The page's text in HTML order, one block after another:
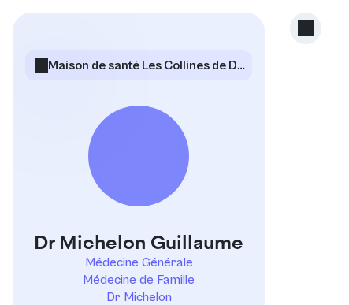
Maison de santé Les Collines de Durance
Dr Michelon Guillaume
Médecine Générale
Médecine de Famille
Dr Michelon